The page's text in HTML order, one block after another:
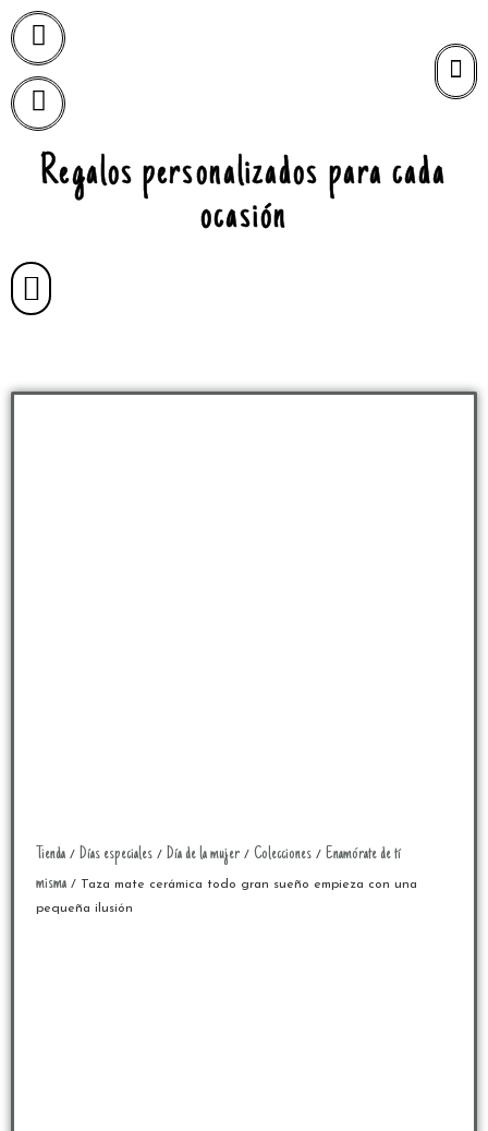
Regalos personalizados para cada
ocasión
Tienda / Días especiales / Día de la mujer / Colecciones / Enamórate de tí
misma / Taza mate cerámica todo gran sueño empieza con una
pequeña ilusión